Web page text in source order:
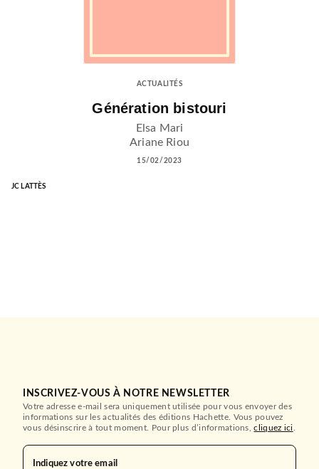
ACTUALITÉS
Génération bistouri
Elsa Mari
Ariane Riou
15/02/2023
JC LATTÈS
INSCRIVEZ-VOUS À NOTRE NEWSLETTER
Votre adresse e-mail sera uniquement utilisée pour vous envoyer des
informations sur les actualités des éditions Hachette. Vous pouvez
vous désinscrire à tout moment. Pour plus d’informations,cliquez ici
Indiquez votre email